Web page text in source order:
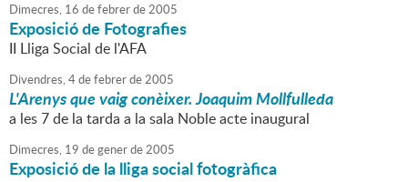
Dimecres, 16 defebrerde2005
Exposició de Fotografies
II Lliga Social de l'AFA
Divendres,4defebrerde2005
L'Arenys que vaig conèixer. Joaquim Mollfulleda
a les 7 de la tarda a la sala Noble acte inaugural
Dimecres, 19 degenerde2005
Exposició de la lliga social fotogràfica